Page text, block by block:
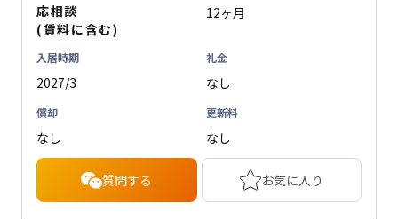
応相談
(賃料に含む)
12ヶ月
入居時期
2027/3
礼金
なし
償却
なし
更新料
なし
質問する お気に入り